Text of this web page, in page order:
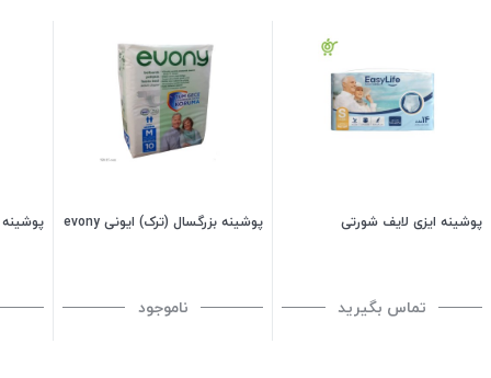
پوشینه ایزی لایف شورتی
تماس بگیرید
پوشینه بزرگسال (ترک) ایونی evony
ناموجود
پوشینه